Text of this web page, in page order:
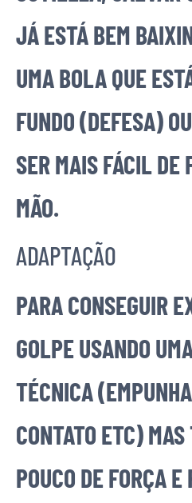
JÁ ESTÁ BEM
UMA BOLA QUE
FUNDO (DEFESA)
SER MAIS FÁCIL DE
MÃO.
ADAPTAÇÃO
PARA CONSEGUIR
GOLPE USANDO
TÉCNICA
CONTATO ETC)
POUCO DE FORÇA